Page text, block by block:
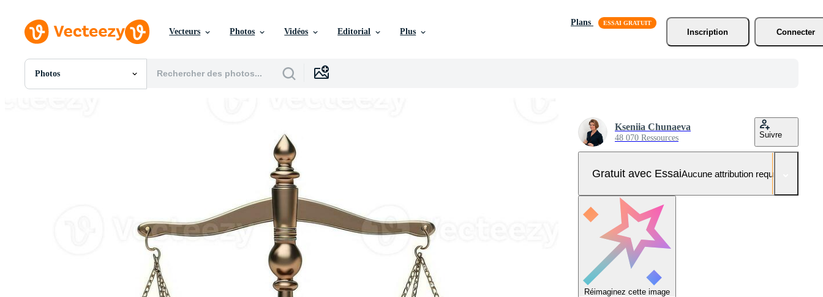
Vecteurs Photos Vidéos Editorial Plus
Plans
Inscription
Connecter
Photos
Toutes Images
Kseniia Chunaeva
48 070 Ressources Suivre
Gratuit avec EssaiAucune attribution requise
Réimaginez cette image